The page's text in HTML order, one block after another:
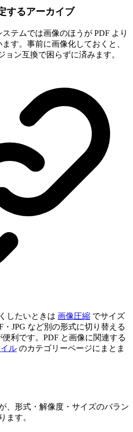
するアーカイブ
テムでは画像のほうが PDF より
す。事前に画像化しておくと、
ョン互換で困らずに済みます。
したいときは 画像圧縮 でサイズ
・JPG など別の形式に切り替える
便利です。PDF と画像に関連する
ル のカテゴリーページにまとま
、形式・解像度・サイズのバラン
ます。